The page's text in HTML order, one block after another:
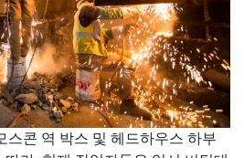
스콘 역 박스 및 헤드하우스 하부